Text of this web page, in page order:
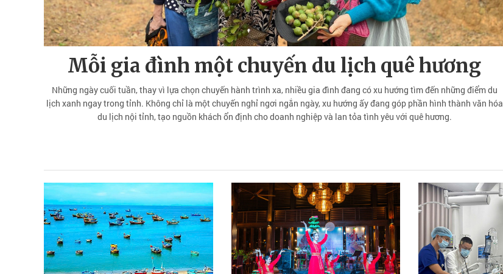
Mỗi gia đình một chuyến du lịch quê hương
Những ngày cuối tuần, thay vì lựa chọn chuyến hành trình xa, nhiều gia đình đang có xu hướng tìm đến những điểm du
lịch xanh ngay trong tỉnh. Không chỉ là một chuyến nghỉ ngơi ngắn ngày, xu hướng ấy đang góp phần hình thành văn hóa
du lịch nội tỉnh, tạo nguồn khách ổn định cho doanh nghiệp và lan tỏa tình yêu với quê hương.